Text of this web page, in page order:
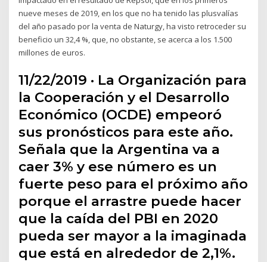
nueve meses de 2019, en los que no ha tenido las plusvalías
del año pasado por la venta de Naturgy, ha visto retroceder su
beneficio un 32,4 %, que, no obstante, se acerca a los 1.500
millones de euros.
11/22/2019 · La Organización para
la Cooperación y el Desarrollo
Económico (OCDE) empeoró
sus pronósticos para este año.
Señala que la Argentina va a
caer 3% y ese número es un
fuerte peso para el próximo año
porque el arrastre puede hacer
que la caída del PBI en 2020
pueda ser mayor a la imaginada
que está en alrededor de 2,1%.